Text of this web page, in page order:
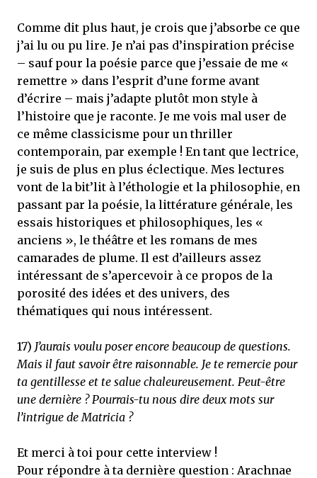
Comme dit plus haut, je crois que j’absorbe ce que
j’ai lu ou pu lire. Je n’ai pas d’inspiration précise
– sauf pour la poésie parce que j’essaie de me «
remettre » dans l’esprit d’une forme avant
d’écrire – mais j’adapte plutôt mon style à
l’histoire que je raconte. Je me vois mal user de
ce même classicisme pour un thriller
contemporain, par exemple ! En tant que lectrice,
je suis de plus en plus éclectique. Mes lectures
vont de la bit’lit à l’éthologie et la philosophie, en
passant par la poésie, la littérature générale, les
essais historiques et philosophiques, les «
anciens », le théâtre et les romans de mes
camarades de plume. Il est d’ailleurs assez
intéressant de s’apercevoir à ce propos de la
porosité des idées et des univers, des
thématiques qui nous intéressent.
17) J’aurais voulu poser encore beaucoup de questions.
Mais il faut savoir être raisonnable. Je te remercie pour
ta gentillesse et te salue chaleureusement. Peut-être
une dernière ? Pourrais-tu nous dire deux mots sur
l’intrigue de Matricia ?
Et merci à toi pour cette interview !
Pour répondre à ta dernière question : Arachnae